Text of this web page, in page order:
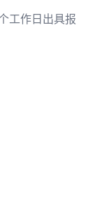
工作日出具报